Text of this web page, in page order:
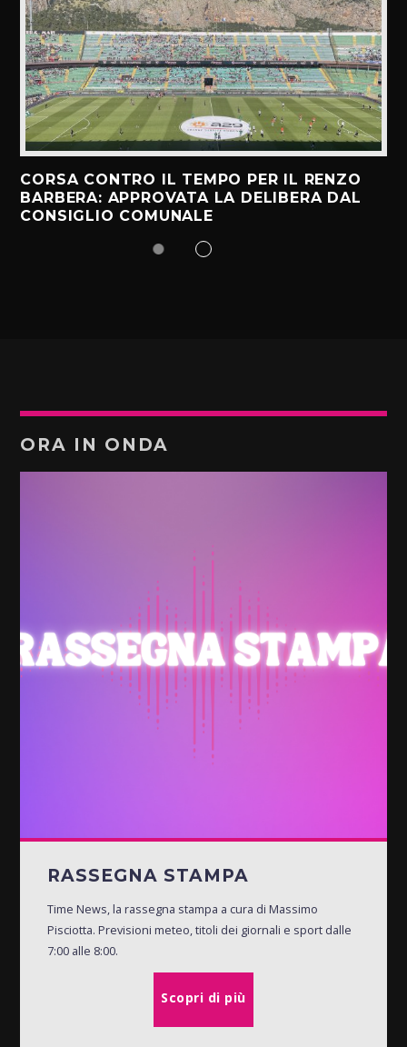
CORSA CONTRO IL TEMPO PER IL RENZO
BARBERA: APPROVATA LA DELIBERA DAL
CONSIGLIO COMUNALE
ORA IN ONDA
RASSEGNA STAMPA
Time News, la rassegna stampa a cura di Massimo
Pisciotta. Previsioni meteo, titoli dei giornali e sport dalle
7:00 alle 8:00.
Scopri di più